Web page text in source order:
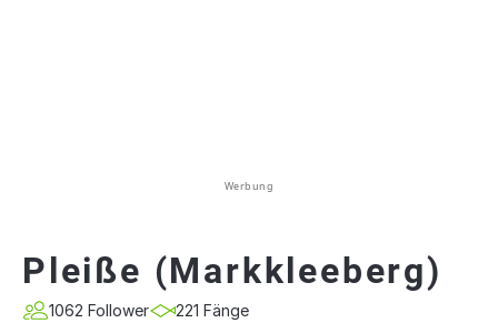
Werbung
Pleiße (Markkleeberg)
1062 Follower 221 Fänge